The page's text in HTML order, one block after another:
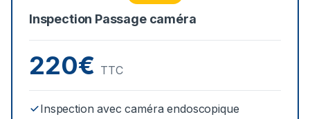
Inspection Passage caméra
220€ TTC
Inspection avec caméra endoscopique